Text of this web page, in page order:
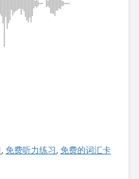
, 免费听力练习 , 免费的词汇卡